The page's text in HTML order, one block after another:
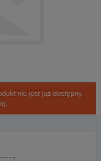
nie jest już dostępny.